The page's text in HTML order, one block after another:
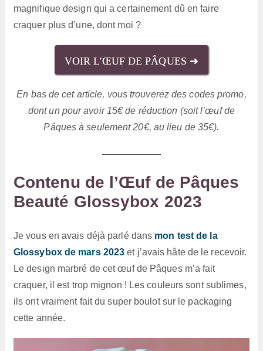
magnifique design qui a certainement dû en faire
craquer plus d’une, dont moi ?
VOIR L'ŒUF DE PÂQUES ➜
En bas de cet article, vous trouverez des codes promo,
dont un pour avoir 15€ de réduction (soit l’œuf de
Pâques à seulement 20€, au lieu de 35€).
Contenu de l’Œuf de Pâques
Beauté Glossybox 2023
Je vous en avais déjà parlé dans mon test de la
Glossybox de mars 2023 et j’avais hâte de le recevoir.
Le design marbré de cet œuf de Pâques m’a fait
craquer, il est trop mignon ! Les couleurs sont sublimes,
ils ont vraiment fait du super boulot sur le packaging
cette année.